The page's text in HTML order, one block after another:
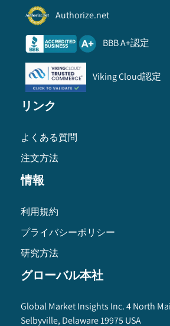
Authorize.net
BBB A+認定
Viking Cloud認定
リンク
よくある質問
注文方法
情報
利用規約
プライバシーポリシー
研究方法
グローバル本社
Global Market Insights Inc. 4 North
Selbyville, Delaware 19975 USA